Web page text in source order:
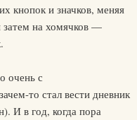
кнопок и значков, меняя
на хомячков —
очень с
то стал вести дневник
И в год, когда пора